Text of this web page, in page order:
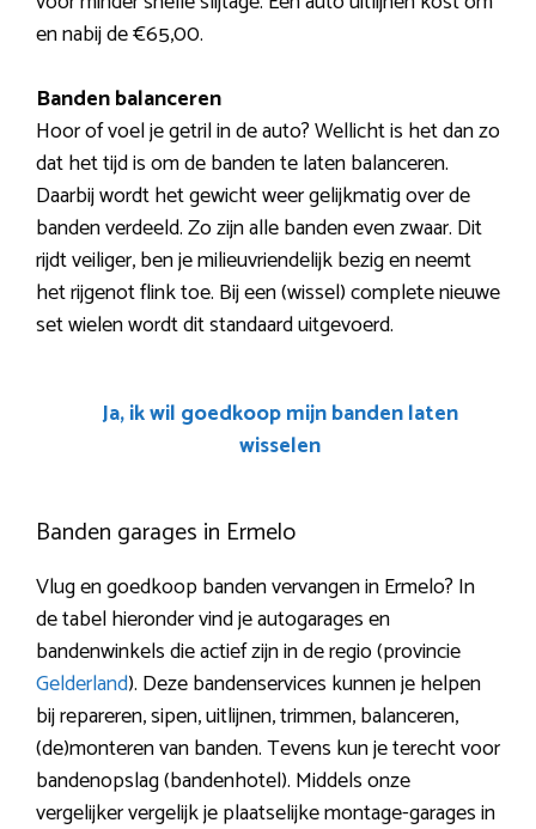
en nabij de €65,00.
Banden balanceren
Hoor of voel je getril in de auto? Wellicht is het dan zo
dat het tijd is om de banden te laten balanceren.
Daarbij wordt het gewicht weer gelijkmatig over de
banden verdeeld. Zo zijn alle banden even zwaar. Dit
rijdt veiliger, ben je milieuvriendelijk bezig en neemt
het rijgenot flink toe. Bij een (wissel) complete nieuwe
set wielen wordt dit standaard uitgevoerd.
Ja, ik wil goedkoop mijn banden laten
wisselen
Banden garages in Ermelo
Vlug en goedkoop banden vervangen in Ermelo? In
de tabel hieronder vind je autogarages en
bandenwinkels die actief zijn in de regio (provincie
Gelderland). Deze bandenservices kunnen je helpen
bij repareren, sipen, uitlijnen, trimmen, balanceren,
(de)monteren van banden. Tevens kun je terecht voor
bandenopslag (bandenhotel). Middels onze
vergelijker vergelijk je plaatselijke montage-garages in